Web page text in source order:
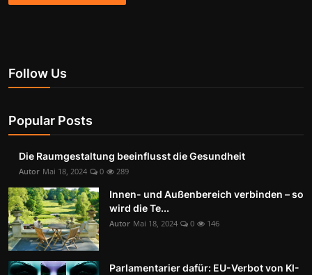
Follow Us
Popular Posts
Die Raumgestaltung beeinflusst die Gesundheit
Autor Mai 18, 2024 0 289
Innen- und Außenbereich verbinden – so
wird die Te...
Autor Mai 18, 2024 0 146
Parlamentarier dafür: EU-Verbot von KI-